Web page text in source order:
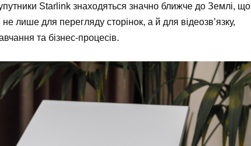
Starlink знаходяться значно ближче до Землі, що
лише для перегляду сторінок, а й для відеозв’язку,
та бізнес-процесів.